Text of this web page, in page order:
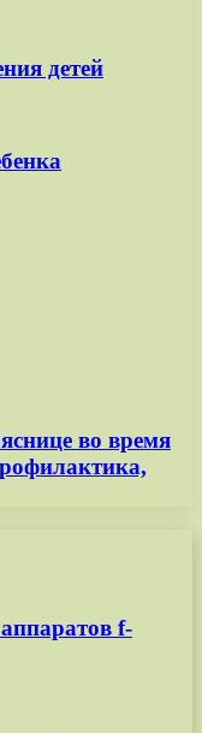
детей
во время
f-